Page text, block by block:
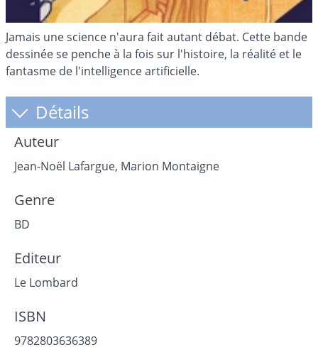
Jamais une science n'aura fait autant débat. Cette bande
dessinée se penche à la fois sur l'histoire, la réalité et le
fantasme de l'intelligence artificielle.
Détails
Auteur
Jean-Noël Lafargue, Marion Montaigne
Genre
BD
Editeur
Le Lombard
ISBN
9782803636389